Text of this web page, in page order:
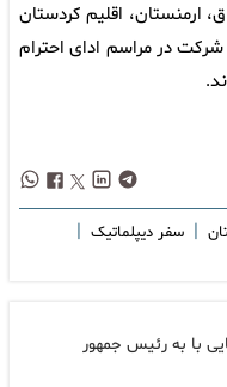
ارمنستان، اقلیم کردستان
شرکت در مراسم ادای احترام
| سفر دیپلماتیک |
با به رئیس جمهور